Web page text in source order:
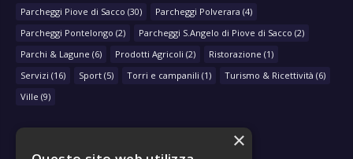
Parcheggi Piove di Sacco (30) Parcheggi Polverara (4)
Parcheggi Pontelongo (2) Parcheggi S.Angelo di Piove di Sacco (2)
Parchi & Lagune (6) Prodotti Agricoli (2) Ristorazione (1)
Servizi (16) Sport (5) Torri e campanili (1) Turismo & Ricettività (6)
Ville (9)
×